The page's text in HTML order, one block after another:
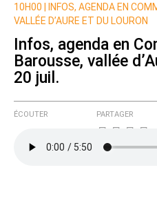
10H00 |
INFOS, AGENDA EN
VALLÉE D’AURE ET DU LOURON
Infos, agenda en
Barousse, vallée
20 juil.
ÉCOUTER PARTAGER